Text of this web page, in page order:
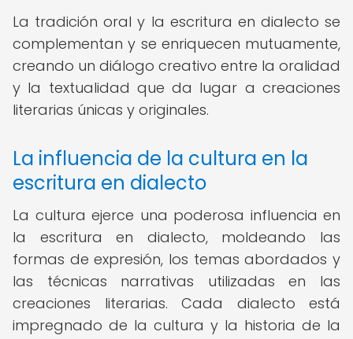
La tradición oral y la escritura en dialecto se
complementan y se enriquecen mutuamente,
creando un diálogo creativo entre la oralidad
y la textualidad que da lugar a creaciones
literarias únicas y originales.
La influencia de la cultura en la
escritura en dialecto
La cultura ejerce una poderosa influencia en
la escritura en dialecto, moldeando las
formas de expresión, los temas abordados y
las técnicas narrativas utilizadas en las
creaciones literarias. Cada dialecto está
impregnado de la cultura y la historia de la